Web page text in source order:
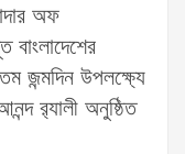
অফ
বাংলাদেশের
জন্মদিন উপলক্ষ্যে
র‌্যালী অনুষ্ঠিত